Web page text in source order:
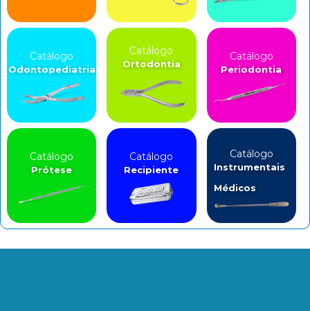
Catálogo
Odontopediatria
Catálogo
Ortodontia
Catálogo
Periodontia
Catálogo
Prótese
Catálogo
Recipiente
Catálogo
Instrumentais
Médicos